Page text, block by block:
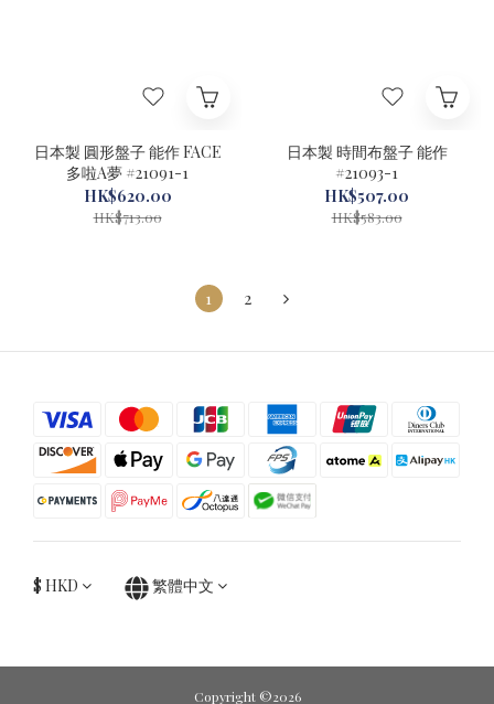
日本製 圓形盤子 能作 FACE
多啦A夢 #21091-1
HK$620.00
HK$713.00
日本製 時間布盤子 能作
#21093-1
HK$507.00
HK$583.00
1 2
$ HKD 繁體中文
Copyright ©2026